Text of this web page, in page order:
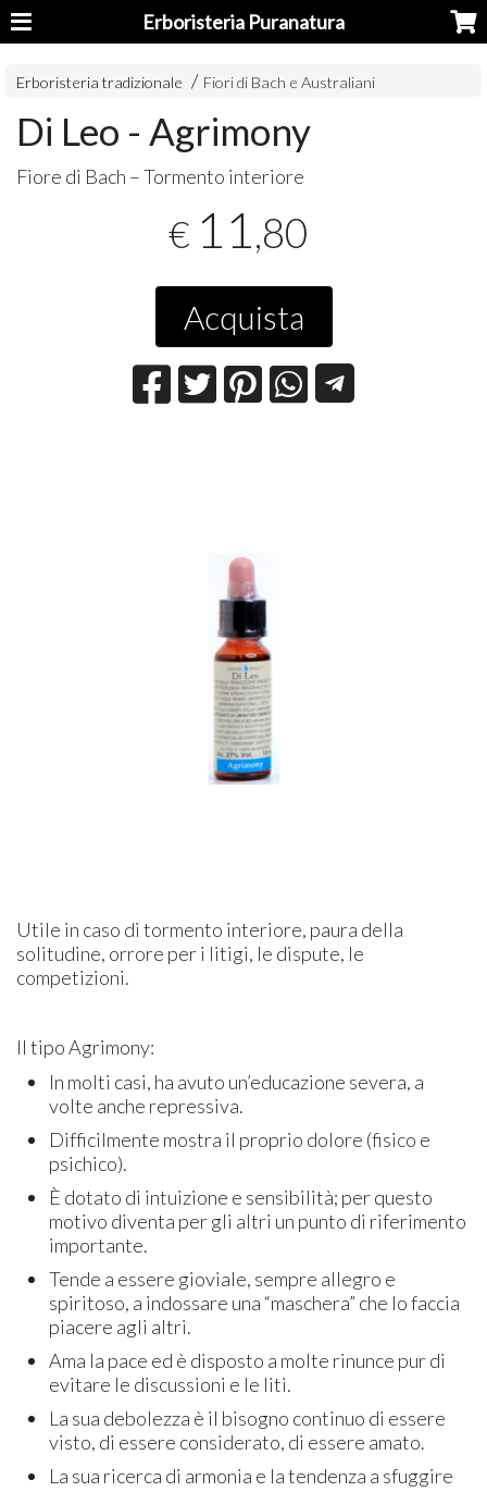
Erboristeria Puranatura
Erboristeria tradizionale Fiori di Bach e Australiani
Di Leo - Agrimony
Fiore di Bach – Tormento interiore
€ 11,80
Acquista
Utile in caso di tormento interiore, paura della
solitudine, orrore per i litigi, le dispute, le
competizioni.
Il tipo Agrimony:
In molti casi, ha avuto un’educazione severa, a
volte anche repressiva.
Difficilmente mostra il proprio dolore (fisico e
psichico).
È dotato di intuizione e sensibilità; per questo
motivo diventa per gli altri un punto di riferimento
importante.
Tende a essere gioviale, sempre allegro e
spiritoso, a indossare una “maschera” che lo faccia
piacere agli altri.
Ama la pace ed è disposto a molte rinunce pur di
evitare le discussioni e le liti.
La sua debolezza è il bisogno continuo di essere
visto, di essere considerato, di essere amato.
La sua ricerca di armonia e la tendenza a sfuggire